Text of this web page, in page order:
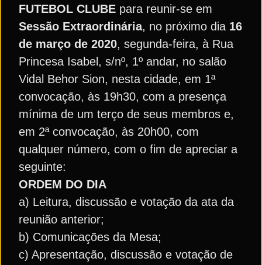
FUTEBOL CLUBE para reunir-se em
Sessão Extraordinária, no próximo dia 16
de março de 2020, segunda-feira, à Rua
Princesa Isabel, s/nº, 1º andar, no salão
Vidal Behor Sion, nesta cidade, em 1ª
convocação, às 19h30, com a presença
mínima de um terço de seus membros e,
em 2ª convocação, às 20h00, com
qualquer número, com o fim de apreciar a
seguinte:
ORDEM DO DIA
a) Leitura, discussão e votação da ata da
reunião anterior;
b) Comunicações da Mesa;
c) Apresentação, discussão e votação de